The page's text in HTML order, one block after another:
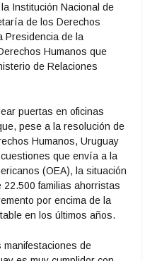
Institución Nacional de
de los Derechos
Presidencia de la
Humanos que
de Relaciones
puertas en oficinas
pese a la resolución de
Humanos, Uruguay
que envía a la
(OEA), la situación
familias ahorristas
por encima de la
en los últimos años.
manifestaciones de